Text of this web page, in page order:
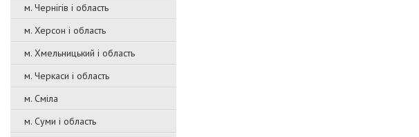
м. Чернігів і область
м. Херсон і область
м. Хмельницький і область
м. Черкаси і область
м. Сміла
м. Суми і область